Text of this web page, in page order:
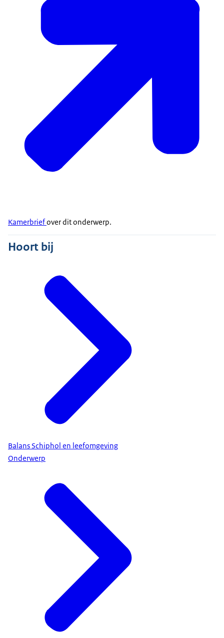
Kamerbriefover dit onderwerp.
Hoort bij
Balans Schiphol en leefomgeving
Onderwerp